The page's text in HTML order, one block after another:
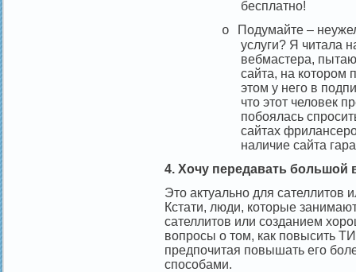
бесплатно!
o
Подумайте –
услуги? Я читала
вебмастера,
сайта, на котором
этом у него в
что этот человек
побоялась
сайтах
наличие сайта
4. Хочу передавать большой
Это актуально для сателлитов
Кстати, люди, которые
сателлитов или созданием
вопросы о том, как повысить
предпочитая повышать его
способами.